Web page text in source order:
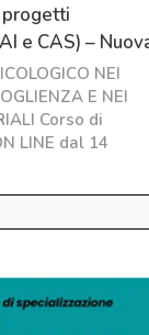
e CAS) –
NEI
E NEI
Corso di
LINE dal 14